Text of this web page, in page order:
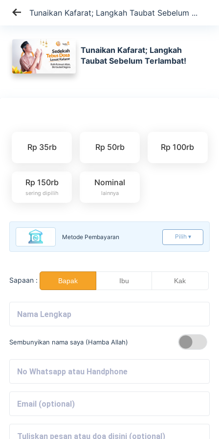
Tunaikan Kafarat; Langkah Taubat Sebelum ...
Tunaikan Kafarat; Langkah
Taubat Sebelum Terlambat!
Rp 35rb Rp 50rb Rp 100rb
Rp 150rb
sering dipilih
Nominal
lainnya
Metode Pembayaran Pilih ▾
Sapaan : Bapak Ibu Kak
Sembunyikan nama saya (Hamba Allah)